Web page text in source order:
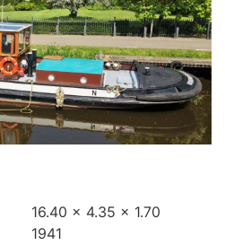
16.40 x 4.35 x 1.70
1941